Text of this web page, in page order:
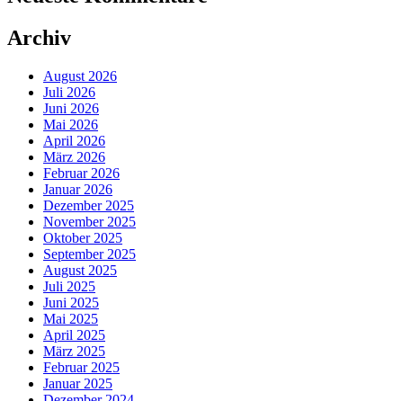
Archiv
August 2026
Juli 2026
Juni 2026
Mai 2026
April 2026
März 2026
Februar 2026
Januar 2026
Dezember 2025
November 2025
Oktober 2025
September 2025
August 2025
Juli 2025
Juni 2025
Mai 2025
April 2025
März 2025
Februar 2025
Januar 2025